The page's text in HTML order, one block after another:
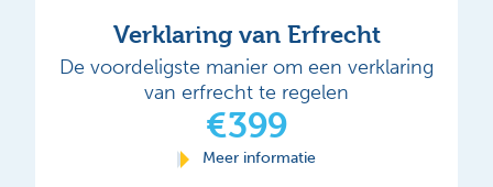
Verklaring van Erfrecht
De voordeligste manier om een verklaring
van erfrecht te regelen
€399
Meer informatie